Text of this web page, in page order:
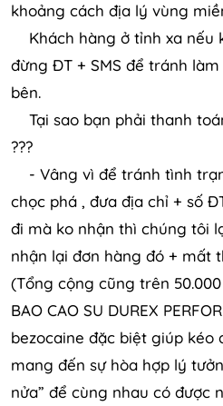
khoảng cách địa lý vùng
Khách hàng ở tỉnh xa nếu
đừng ĐT + SMS để tránh
bên.
Tại sao bạn phải thanh
???
- Vâng vì để tránh tình
chọc phá , đưa địa chỉ + số
đi mà ko nhận thì chúng tôi
nhận lại đơn hàng đó + mất
(Tổng cộng cũng trên
BAO CAO SU DUREX
bezocaine đặc biệt giúp kéo
mang đến sự hòa hợp lý
nửa” để cùng nhau có được